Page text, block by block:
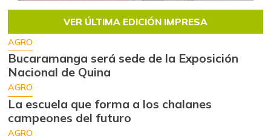
VER ÚLTIMA EDICIÓN IMPRESA
AGRO
Bucaramanga será sede de la Exposición
Nacional de Quina
AGRO
La escuela que forma a los chalanes
campeones del futuro
AGRO